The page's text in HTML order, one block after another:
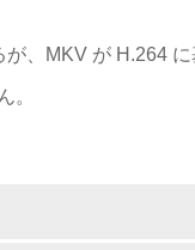
、MKV が H.264
。